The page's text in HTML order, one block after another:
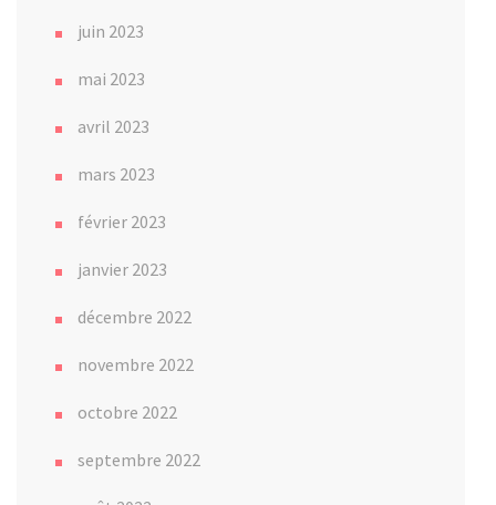
juin 2023
mai 2023
avril 2023
mars 2023
février 2023
janvier 2023
décembre 2022
novembre 2022
octobre 2022
septembre 2022